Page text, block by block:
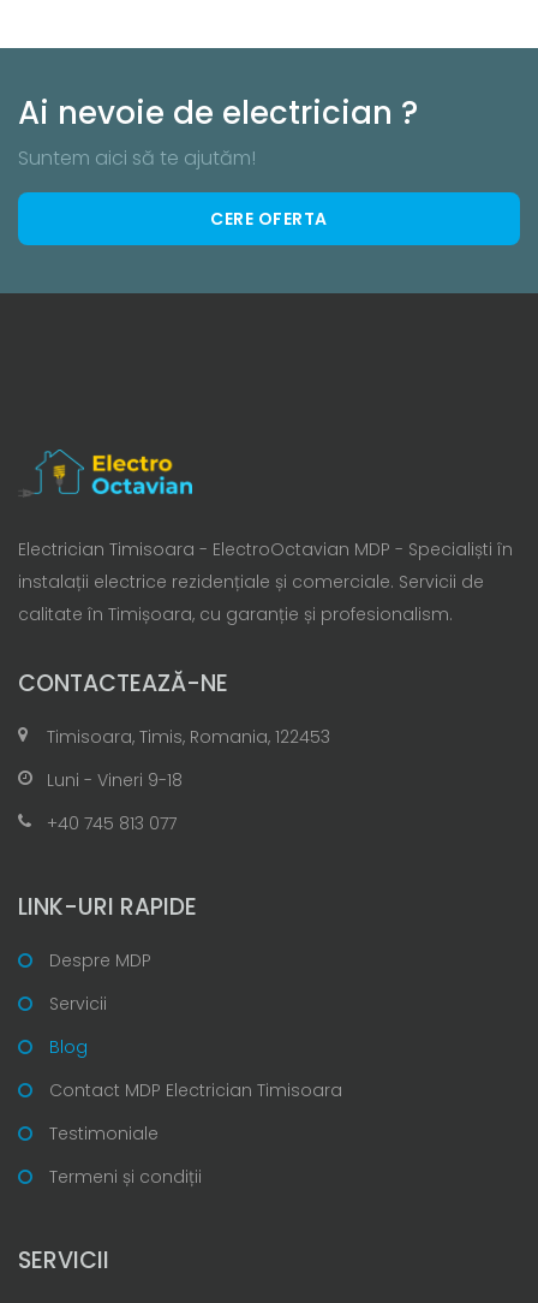
Ai nevoie de electrician ?
Suntem aici să te ajutăm!
CERE OFERTA
Electrician Timisoara - ElectroOctavian MDP - Specialiști în
instalații electrice rezidențiale și comerciale. Servicii de
calitate în Timișoara, cu garanție și profesionalism.
CONTACTEAZĂ-NE
Timisoara, Timis, Romania, 122453
Luni - Vineri 9-18
+40 745 813 077
LINK-URI RAPIDE
Despre MDP
Servicii
Blog
Contact MDP Electrician Timisoara
Testimoniale
Termeni și condiții
SERVICII